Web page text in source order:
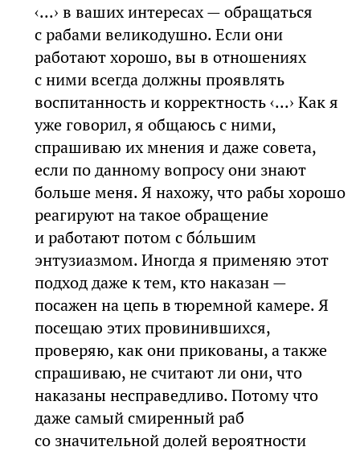
‹...› в ваших интересах — обращаться
с рабами великодушно. Если они
работают хорошо, вы в отношениях
с ними всегда должны проявлять
воспитанность и корректность ‹...› Как я
уже говорил, я общаюсь с ними,
спрашиваю их мнения и даже совета,
если по данному вопросу они знают
больше меня. Я нахожу, что рабы хорошо
реагируют на такое обращение
и работают потом с бóльшим
энтузиазмом. Иногда я применяю этот
подход даже к тем, кто наказан —
посажен на цепь в тюремной камере. Я
посещаю этих провинившихся,
проверяю, как они прикованы, а также
спрашиваю, не считают ли они, что
наказаны несправедливо. Потому что
даже самый смиренный раб
со значительной долей вероятности